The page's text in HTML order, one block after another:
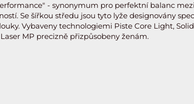
- synonymum pro perfektní balanc mezi
Se šířkou středu jsou tyto lyže designovány
Vybaveny technologiemi Piste Core Light,
MP precizně přizpůsobeny ženám.